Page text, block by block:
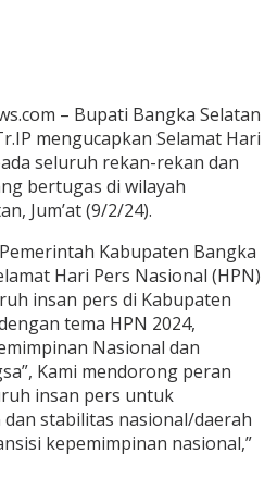
– Bupati Bangka Selatan
mengucapkan Selamat Hari
seluruh rekan-rekan dan
bertugas di wilayah
Jum’at (9/2/24).
Kabupaten Bangka
Hari Pers Nasional (HPN)
insan pers di Kabupaten
tema HPN 2024,
Nasional dan
Kami mendorong peran
insan pers untuk
stabilitas nasional/daerah
kepemimpinan nasional,”